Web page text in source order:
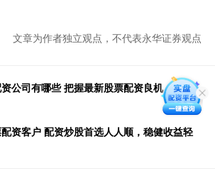
文章为作者独立观点，不代表永华证券观点
公司有哪些 把握最新股票配资良机，开启
资客户 配资炒股首选人人顺，稳健收益轻